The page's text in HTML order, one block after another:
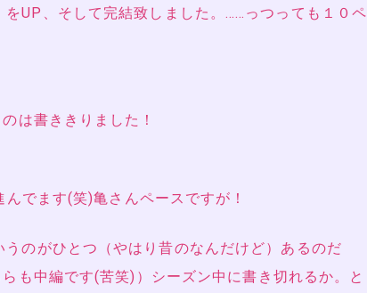
UP、そして完結致しました。……っつっても１０ペ
は書ききりました！
でます(笑)亀さんペースですが！
のがひとつ（やはり昔のなんだけど）あるのだ
も中編です(苦笑)）シーズン中に書き切れるか。と